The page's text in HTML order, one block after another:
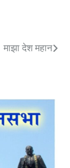
माझा देश महान